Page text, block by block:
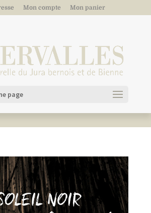
Mon compte Mon panier
page